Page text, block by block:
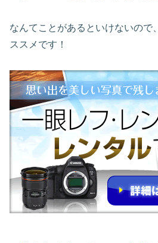
なんてことがあるといけないので、
ススメです！